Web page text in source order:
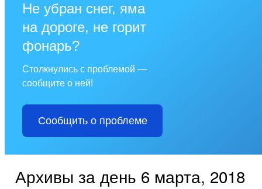
Не убран снег, яма
на дороге, не горит
фонарь?
Столкнулись с проблемой —
сообщите о ней!
Сообщить о проблеме
Архивы за день 6 марта, 2018